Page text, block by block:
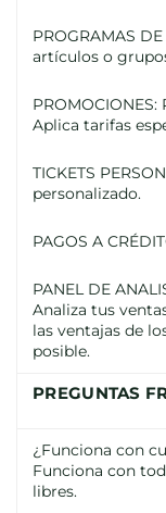
PROGRAMAS
artículos o
Aplica tarifas
TICKETS
personalizado.
PAGOS A
PANEL DE
Analiza tus
las ventajas de
posible.
PREGUNTAS
¿Funciona con
Funciona con
libres.